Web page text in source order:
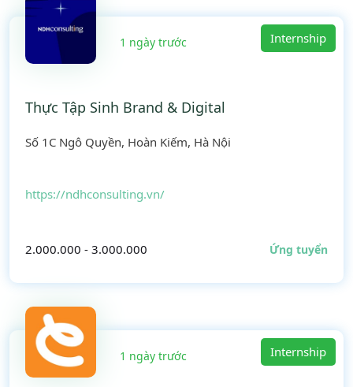
1 ngày trước Internship
Thực Tập Sinh Brand & Digital
Số 1C Ngô Quyền, Hoàn Kiếm, Hà Nội
https://ndhconsulting.vn/
2.000.000 - 3.000.000 Ứng tuyển
1 ngày trước Internship